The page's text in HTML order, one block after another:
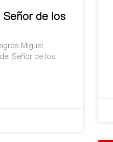
Señor de los
Miguel
Señor de los